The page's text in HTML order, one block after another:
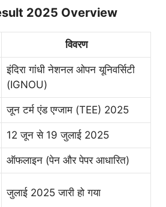
2025 Overview
विवरण
इंदिरा गांधी नेशनल ओपन यूनिवर्सिटी
(IGNOU)
जून टर्म एंड एग्जाम (TEE) 2025
12 जून से 19 जुलाई 2025
ऑफलाइन (पेन और पेपर आधारित)
जुलाई 2025 जारी हो गया